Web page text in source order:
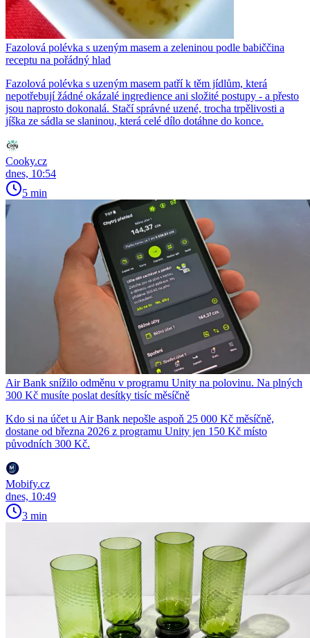
Fazolová polévka s uzeným masem a zeleninou podle babiččina
receptu na pořádný hlad
Fazolová polévka s uzeným masem patří k těm jídlům, která
nepotřebují žádné okázalé ingredience ani složité postupy - a přesto
jsou naprosto dokonalá. Stačí správné uzené, trocha trpělivosti a
jíška ze sádla se slaninou, která celé dílo dotáhne do konce.
Cooky.cz
dnes, 10:54
5 min
Air Bank snížilo odměnu v programu Unity na polovinu. Na plných
300 Kč musíte poslat desítky tisíc měsíčně
Kdo si na účet u Air Bank nepošle aspoň 25 000 Kč měsíčně,
dostane od března 2026 z programu Unity jen 150 Kč místo
původních 300 Kč.
Mobify.cz
dnes, 10:49
3 min